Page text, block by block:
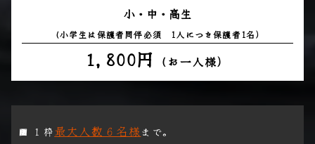
小・中・高生
（小学生は保護者同伴必須 1人につき保護者1名）
1,800円 （お一人様）
１枠最大人数６名様まで。